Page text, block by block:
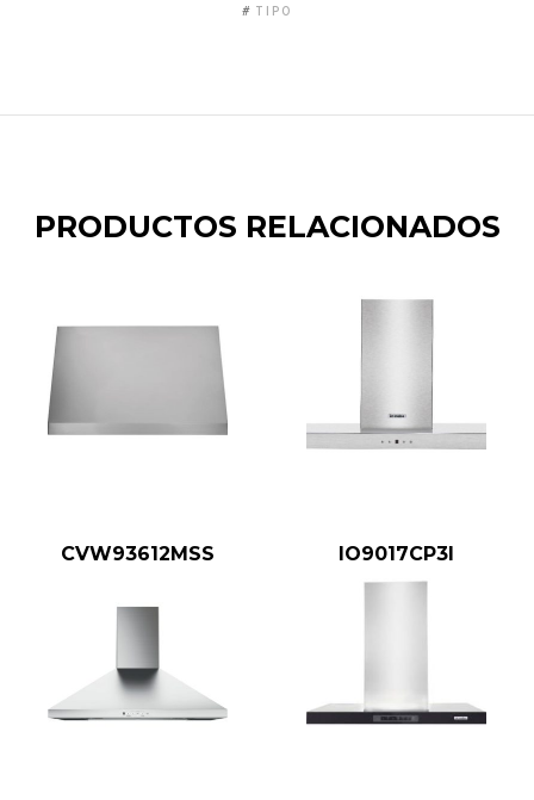
TIPO
PRODUCTOS RELACIONADOS
CVW93612MSS IO9017CP3I